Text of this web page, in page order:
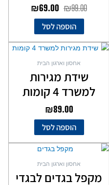
₪99.00
₪69.00
הוספה לסל
אחסון וארגון הבית
שידת מגירות
למשרד 4 קומות
₪89.00
הוספה לסל
אחסון וארגון הבית
מקפל בגדים לבגדי